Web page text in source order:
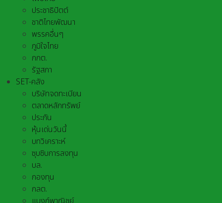
ประชาธิปัตต์
ชาติไทยพัฒนา
พรรคอื่นๆ
ภูมิใจไทย
กกต.
รัฐสภา
SET-คลัง
บริษัทจดทะเบียน
ตลาดหลักทรัพย์
ประกัน
หุ้นเด่นวันนี้
บทวิเคราะห์
ซุบซิบการลงทุน
บล.
กองทุน
กลต.